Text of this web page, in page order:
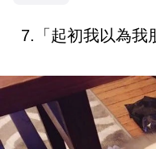
7.「起初我以為我